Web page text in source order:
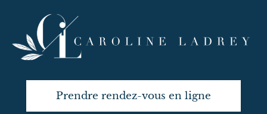
contenu
Prendre rendez-vous en ligne